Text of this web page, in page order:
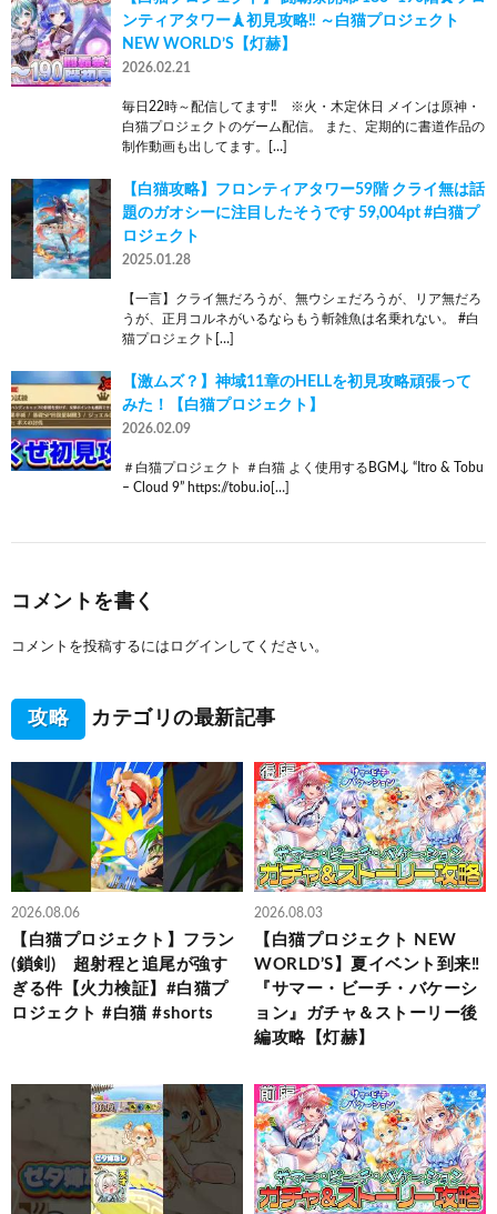
ンティアタワー🗼初見攻略‼ ～白猫プロジェクト
NEW WORLD’S【灯赫】
2026.02.21
毎日22時～配信してます‼ ※火・木定休日 メインは原神・
白猫プロジェクトのゲーム配信。 また、定期的に書道作品の
制作動画も出してます。[…]
【白猫攻略】フロンティアタワー59階 クライ無は話
題のガオシーに注目したそうです 59,004pt #白猫プ
ロジェクト
2025.01.28
【一言】クライ無だろうが、無ウシェだろうが、リア無だろ
うが、正月コルネがいるならもう斬雑魚は名乗れない。 #白
猫プロジェクト[…]
【激ムズ？】神域11章のHELLを初見攻略頑張って
みた！【白猫プロジェクト】
2026.02.09
＃白猫プロジェクト ＃白猫 よく使用するBGM↓ “Itro & Tobu
– Cloud 9” https://tobu.io[…]
コメントを書く
コメントを投稿するには ログイン してください。
攻略 カテゴリの最新記事
2026.08.06
【白猫プロジェクト】フラン
(鎖剣) 超射程と追尾が強す
ぎる件【火力検証】#白猫プ
ロジェクト #白猫 #shorts
2026.08.03
【白猫プロジェクト NEW
WORLD’S】夏イベント到来‼
『サマー・ビーチ・バケーシ
ョン』ガチャ＆ストーリー後
編攻略【灯赫】